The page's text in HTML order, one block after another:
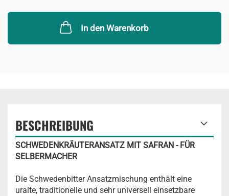
In den Warenkorb
BESCHREIBUNG
SCHWEDENKRÄUTERANSATZ MIT SAFRAN - FÜR
SELBERMACHER
Die Schwedenbitter Ansatzmischung enthält eine
uralte, traditionelle und sehr universell einsetzbare